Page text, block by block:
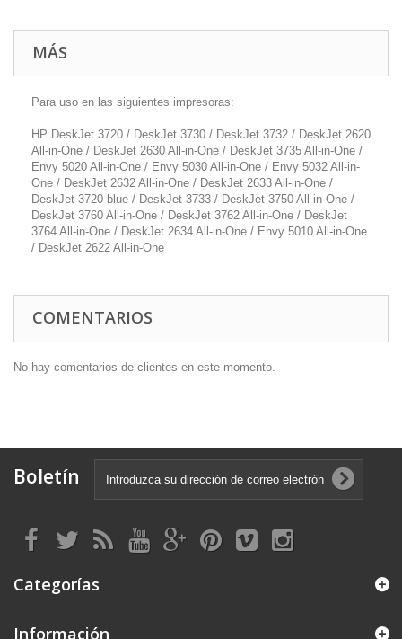
MÁS
Para uso en las siguientes impresoras:
HP DeskJet 3720 / DeskJet 3730 / DeskJet 3732 / DeskJet 2620
All-in-One / DeskJet 2630 All-in-One / DeskJet 3735 All-in-One /
Envy 5020 All-in-One / Envy 5030 All-in-One / Envy 5032 All-in-
One / DeskJet 2632 All-in-One / DeskJet 2633 All-in-One /
DeskJet 3720 blue / DeskJet 3733 / DeskJet 3750 All-in-One /
DeskJet 3760 All-in-One / DeskJet 3762 All-in-One / DeskJet
3764 All-in-One / DeskJet 2634 All-in-One / Envy 5010 All-in-One
/ DeskJet 2622 All-in-One
COMENTARIOS
No hay comentarios de clientes en este momento.
Boletín
Categorías
Información